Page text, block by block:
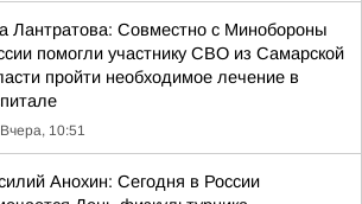
Лантратова: Совместно с Минобороны
помогли участнику СВО из Самарской
пройти необходимое лечение в
Вчера, 10:51
Анохин: Сегодня в России